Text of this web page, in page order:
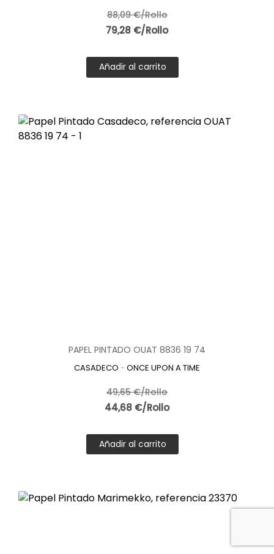
88,09 €/Rollo
79,28 €/Rollo
Añadir al carrito
PAPEL PINTADO OUAT 8836 19 74
CASADECO - ONCE UPON A TIME
49,65 €/Rollo
44,68 €/Rollo
Añadir al carrito